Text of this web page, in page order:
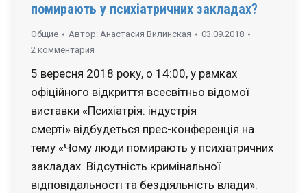
помирають у психіатричних закладах?
Общие Автор: Анастасия Вилинская
03.09.2018
2 комментария
5 вересня 2018 року, о 14:00, у рамках
офіційного відкриття всесвітньо відомої
виставки «Психіатрія: індустрія
смерті» відбудеться прес-конференція на
тему «Чому люди помирають у психіатричних
закладах. Відсутність кримінальної
відповідальності та бездіяльність влади».